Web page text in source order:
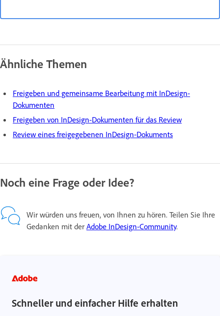
Ähnliche Themen
Freigeben und gemeinsame Bearbeitung mit InDesign-
Dokumenten
Freigeben von InDesign-Dokumenten für das Review
Review eines freigegebenen InDesign-Dokuments
Noch eine Frage oder Idee?
Wir würden uns freuen, von Ihnen zu hören. Teilen Sie Ihre
Gedanken mit der Adobe InDesign-Community.
Schneller und einfacher Hilfe erhalten